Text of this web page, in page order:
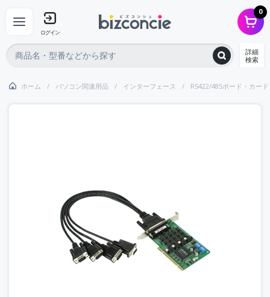
ログイン
0
詳細
検索
ホーム パソコン関連用品 インターフェース RS422/485ボード・カード